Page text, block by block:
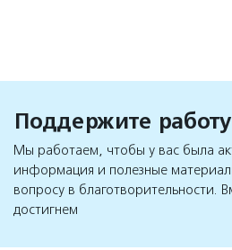
Поддержите
Мы работаем, чтобы у вас была
информация и полезные
вопросу в благотворительности.
достигнем